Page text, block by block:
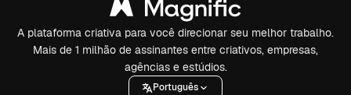
A plataforma criativa para você direcionar seu melhor trabalho.
Mais de 1 milhão de assinantes entre criativos, empresas,
agências e estúdios.
Português